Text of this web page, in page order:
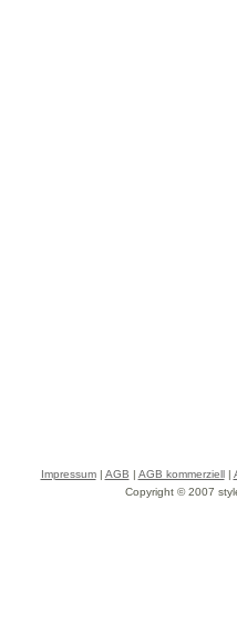
Impressum| AGB | AGB kommerziell|
Copyright © 2007